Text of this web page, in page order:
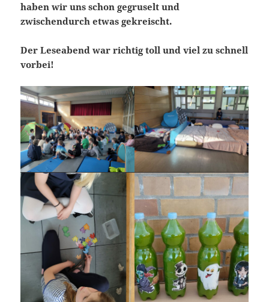
haben wir uns schon gegruselt und
zwischendurch etwas gekreischt.
Der Leseabend war richtig toll und viel zu schnell
vorbei!